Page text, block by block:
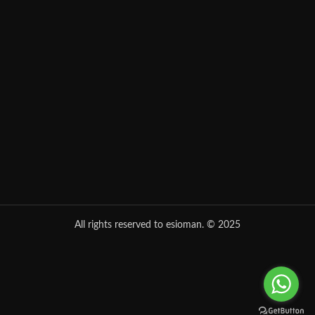
All rights reserved to esioman. © 2025